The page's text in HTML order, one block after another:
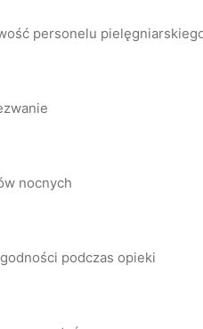
personelu
nocnych
podczas opieki